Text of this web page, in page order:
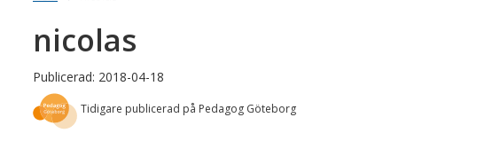
nicolas
Publicerad: 2018-04-18
Tidigare publicerad på Pedagog Göteborg